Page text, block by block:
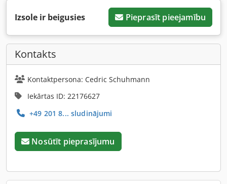
Izsole ir beigusies Pieprasīt pieejamību
Kontakts
Kontaktpersona: Cedric Schuhmann
Iekārtas ID: 22176627
+49 201 8... sludinājumi
Nosūtīt pieprasījumu